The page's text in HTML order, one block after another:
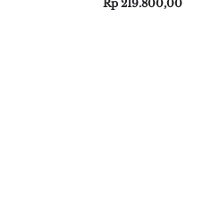
Rp 219.800,00